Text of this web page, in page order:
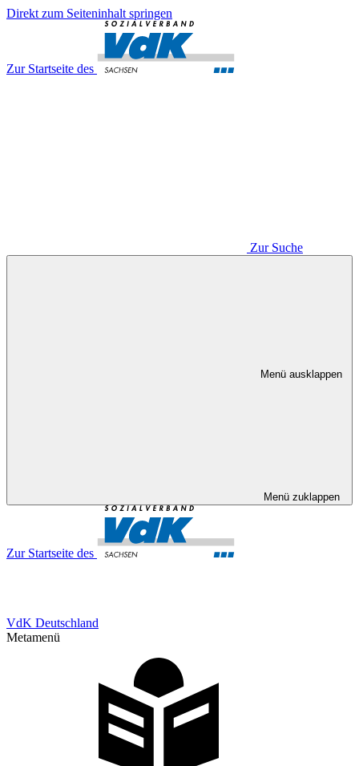
Direkt zum Seiteninhalt springen
Zur Startseite des
Zur Suche
Menü ausklappen
Menü zuklappen
Zur Startseite des
VdK Deutschland
Metamenü